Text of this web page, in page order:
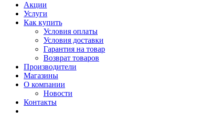
Акции
Услуги
Как купить
Условия оплаты
Условия доставки
Гарантия на товар
Возврат товаров
Производители
Магазины
О компании
Новости
Контакты